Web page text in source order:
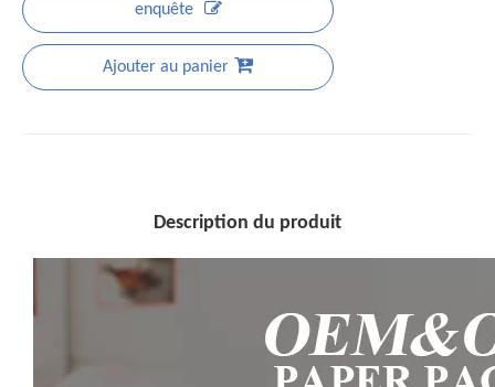
enquête
Ajouter au panier
Description du produit